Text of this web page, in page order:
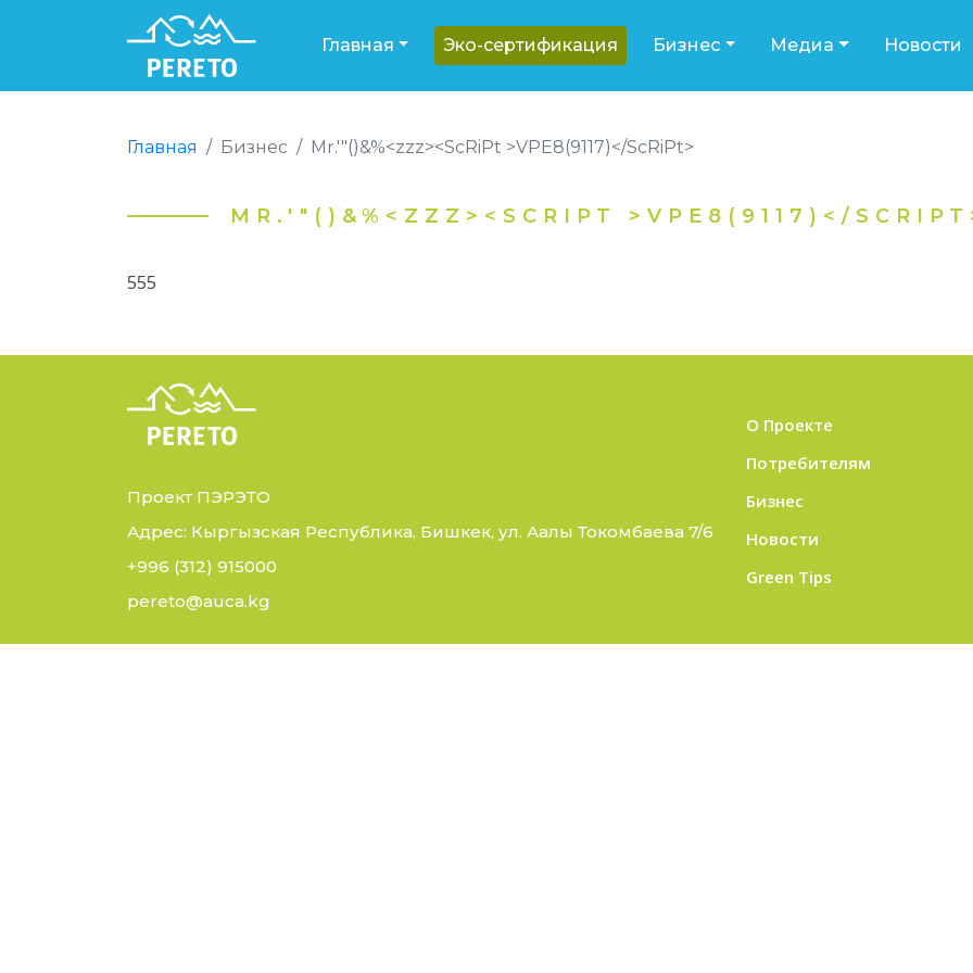
Главная Эко-сертификация Бизнес Медиа Новости
Главная Бизнес Mr.'"()&%<zzz><ScRiPt >VPE8(9117)</ScRiPt>
MR.'"()&%<ZZZ><SCRIPT >VPE8(9117)</
555
Проект ПЭРЭТО
Адрес: Кыргызская Республика, Бишкек, ул. Аалы Токомбаева 7/6
+996 (312) 915000
pereto@auca.kg
О Проекте
Потребителям
Бизнес
Новости
Green Tips